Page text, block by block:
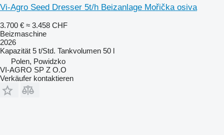
Vi-Agro Seed Dresser 5t/h Beizanlage Mořička osiva
3.700 € ≈ 3.458 CHF
Beizmaschine
2026
Kapazität 5 t/Std. Tankvolumen 50 l
Polen, Powidzko
VI-AGRO SP Z O.O
Verkäufer kontaktieren